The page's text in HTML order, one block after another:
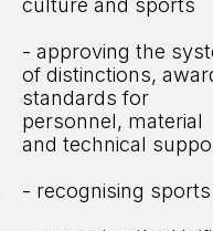
- approving the
of distinctions,
standards for
personnel, material
and technical
- recognising sports